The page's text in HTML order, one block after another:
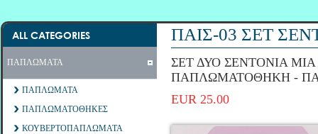
ALL CATEGORIES
ΠΑΠΛΩΜΑΤΑ
ΠΑΠΛΩΜΑΤΑ
ΠΑΠΛΩΜΑΤΟΘΗΚΕΣ
ΚΟΥΒΕΡΤΟΠΑΠΛΩΜΑΤΑ
ΠΑΙΣ-03 ΣΕΤ
ΣΕΤ ΔΥΟ ΣΕΝΤΟΝΙΑ ΜΙΑ
ΠΑΠΛΩΜΑΤΟΘΗΚΗ -
EUR 25.00